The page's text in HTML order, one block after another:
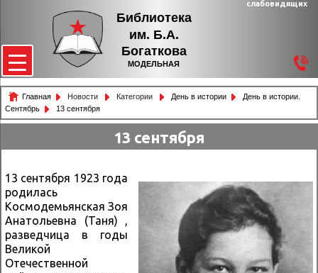
Библиотека
им. Б.А.
Богаткова
МОДЕЛЬНАЯ
слабовидящих
Главная Новости Категории День в истории
День в истории.
Сентябрь
13 сентября
13 сентября
13 сентября 1923 года
родилась
Космодемьянская Зоя
Анатольевна (Таня) ,
разведчица в годы
Великой
Отечественной